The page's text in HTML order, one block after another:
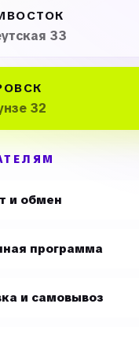
33
32
и обмен
программа
и самовывоз